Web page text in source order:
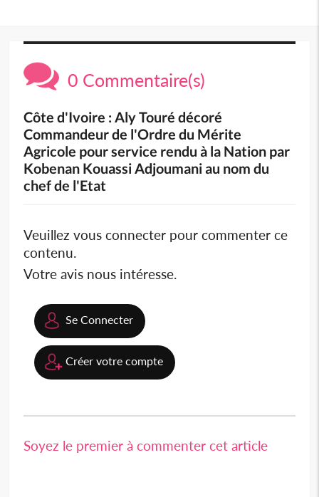
0 Commentaire(s)
Côte d'Ivoire : Aly Touré décoré
Commandeur de l'Ordre du Mérite
Agricole pour service rendu à la Nation par
Kobenan Kouassi Adjoumani au nom du
chef de l'Etat
Veuillez vous connecter pour commenter ce
contenu.
Votre avis nous intéresse.
Se Connecter
Créer votre compte
Soyez le premier à commenter cet article